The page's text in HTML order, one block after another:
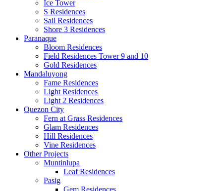
Ice Tower
S Residences
Sail Residences
Shore 3 Residences
Paranaque
Bloom Residences
Field Residences Tower 9 and 10
Gold Residences
Mandaluyong
Fame Residences
Light Residences
Light 2 Residences
Quezon City
Fern at Grass Residences
Glam Residences
Hill Residences
Vine Residences
Other Projects
Muntinlupa
Leaf Residences
Pasig
Gem Residences